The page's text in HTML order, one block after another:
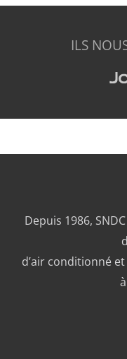
ILS
Depuis 1986,
d’air conditionné